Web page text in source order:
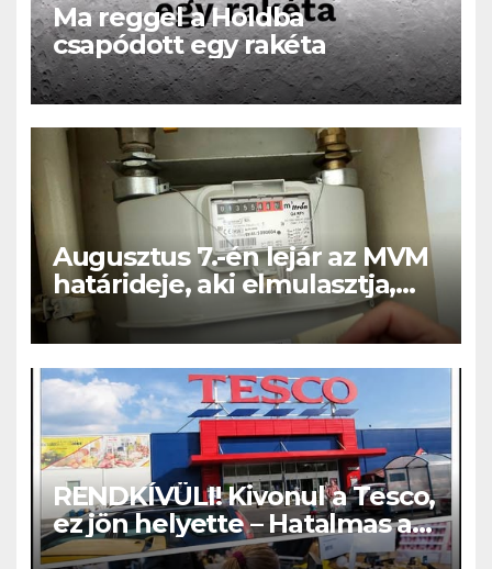
Ma reggel a Holdba
csapódott egy rakéta
Augusztus 7.-én lejár az MVM
határideje, aki elmulasztja,
nagy bajba kerülhet!
RENDKÍVÜLI! Kivonul a Tesco,
ez jön helyette – Hatalmas a
felháborodás az országban: